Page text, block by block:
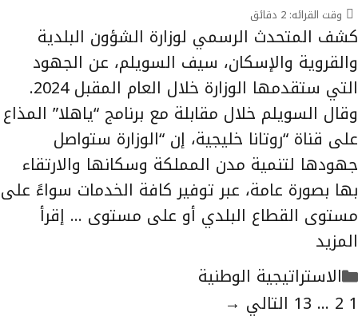
وقت القرائه: 2 دقائق
كشف المتحدث الرسمي لوزارة الشؤون البلدية
والقروية والإسكان، سيف السويلم، عن الجهود
التي ستقدمها الوزارة خلال العام المقبل 2024.
وقال السويلم خلال مقابلة مع برنامج “ياهلا” المذاع
على قناة “روتانا خليجية، إن “الوزارة ستواصل
جهودها لتنمية مدن المملكة وسكانها والارتقاء
بها بصورة عامة، عبر توفير كافة الخدمات سواءً على
مستوى القطاع البلدي أو على مستوى … إقرأ
المزيد
التصنيفات
الاستراتيجية الوطنية
الصفحة
1 الصفحة
2
... الصفحة
13 التالي →